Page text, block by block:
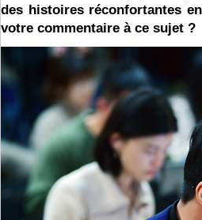
des histoires réconfortantes
votre commentaire à ce sujet ?